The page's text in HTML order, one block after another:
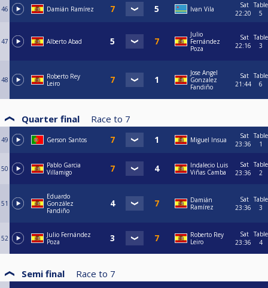
46 Damián Ramírez Ivan Vila
Sat
22:20
Table
5
47 Alberto Abad
Julio
Fernández
Poza
Sat
22:16
Table
3
48
Roberto Rey
Leiro
Jose Angel
Gonzalez
Fandiño
Sat
21:44
Table
6
Quarter final Race to 7
49 Gerson Santos Miguel Insua
Sat
23:36
Table
1
50
Pablo Garcia
Villamigo
Indalecio Luis
Viñas Camba
Sat
23:36
Table
2
51
Eduardo
González
Fandiño
Damián
Ramírez
Sat
23:36
Table
3
52
Julio Fernández
Poza
Roberto Rey
Leiro
Sat
23:36
Table
4
Semi final Race to 7